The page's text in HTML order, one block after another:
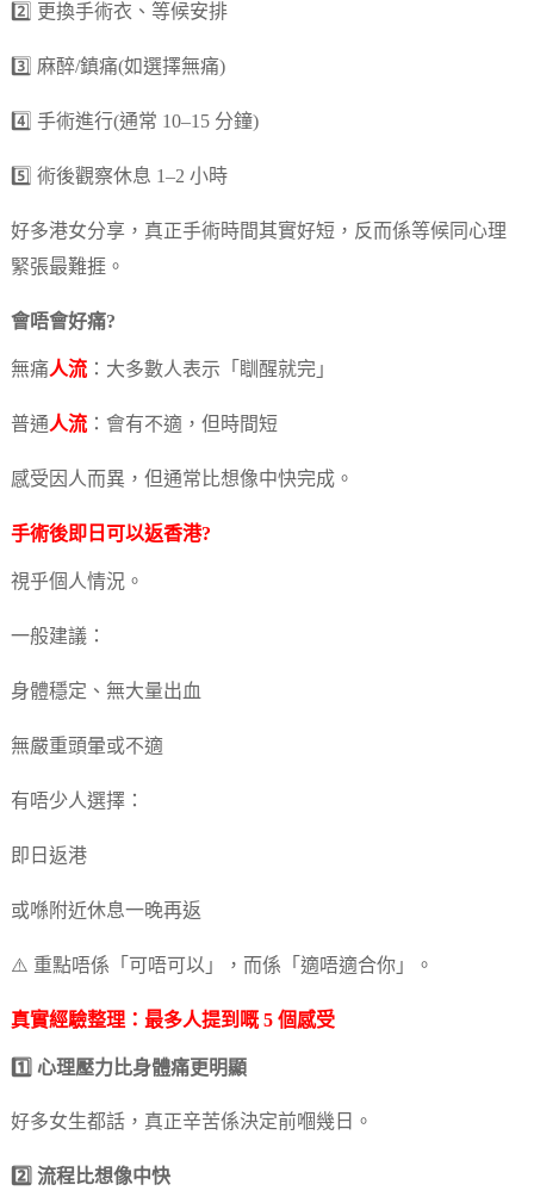
2️⃣ 更換手術衣、等候安排
3️⃣ 麻醉/鎮痛(如選擇無痛)
4️⃣ 手術進行(通常 10–15 分鐘)
5️⃣ 術後觀察休息 1–2 小時
好多港女分享，真正手術時間其實好短，反而係等候同心理
緊張最難捱。
會唔會好痛?
無痛人流：大多數人表示「瞓醒就完」
普通人流：會有不適，但時間短
感受因人而異，但通常比想像中快完成。
手術後即日可以返香港?
視乎個人情況。
一般建議：
身體穩定、無大量出血
無嚴重頭暈或不適
有唔少人選擇：
即日返港
或喺附近休息一晚再返
⚠️ 重點唔係「可唔可以」，而係「適唔適合你」。
真實經驗整理：最多人提到嘅 5 個感受
1️⃣ 心理壓力比身體痛更明顯
好多女生都話，真正辛苦係決定前嗰幾日。
2️⃣ 流程比想像中快